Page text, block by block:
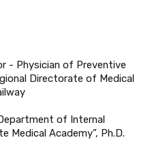
- Physician of Preventive
Directorate of Medical
of Internal
Medical Academy”, Ph.D.